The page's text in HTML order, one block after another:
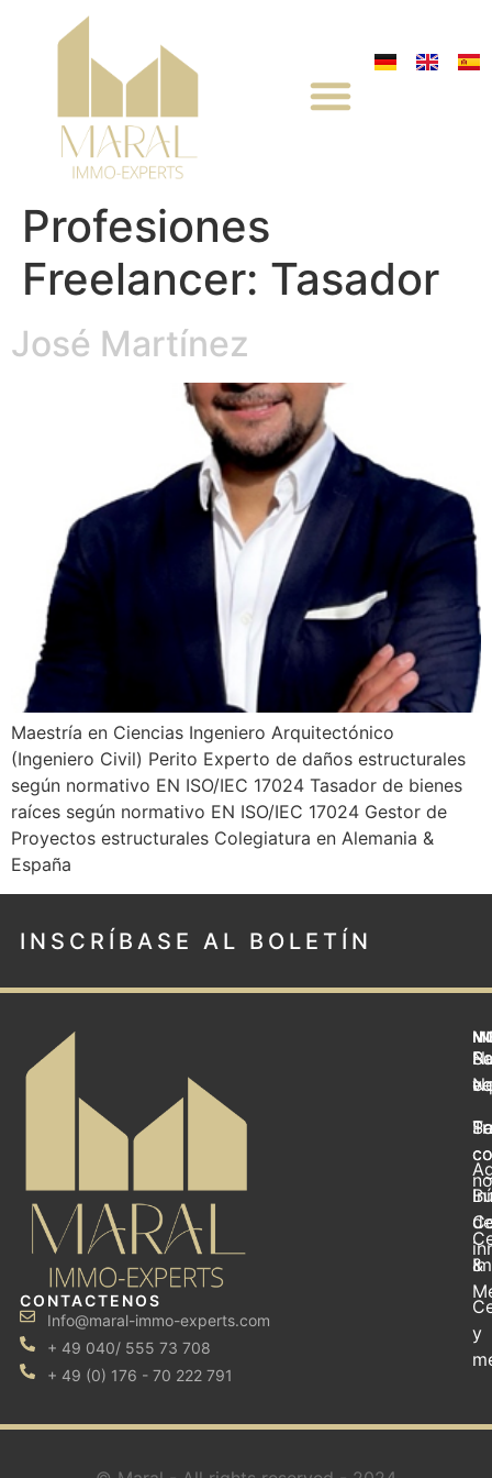
Profesiones
Freelancer: Tasador
José Martínez
Maestría en Ciencias Ingeniero Arquitectónico
(Ingeniero Civil) Perito Experto de daños estructurales
según normativo EN ISO/IEC 17024 Tasador de bienes
raíces según normativo EN ISO/IEC 17024 Gestor de
Proyectos estructurales Colegiatura en Alemania &
España
INSCRÍBASE AL BOLETÍN
CONTACTENOS
Info@maral-immo-experts.com
+ 49 040/ 555 73 708
+ 49 (0) 176 - 70 222 791
&
y